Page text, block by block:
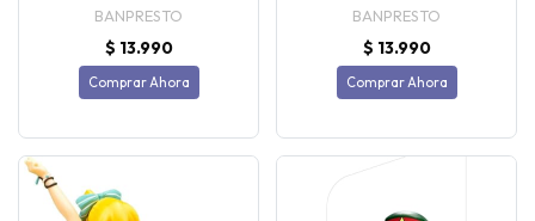
BANPRESTO
$ 13.990
Comprar Ahora
BANPRESTO
$ 13.990
Comprar Ahora